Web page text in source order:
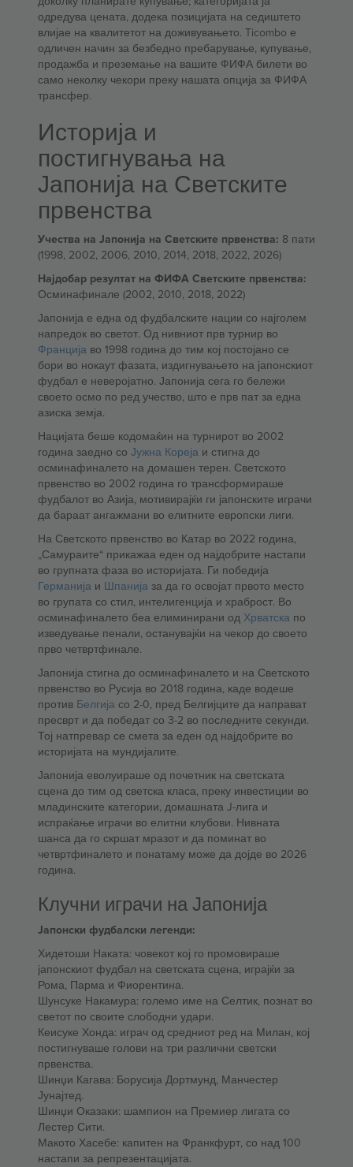
одредува цената, додека позицијата на седиштето
влијае на квалитетот на доживувањето. Ticombo е
одличен начин за безбедно пребарување, купување,
продажба и преземање на вашите ФИФА билети во
само неколку чекори преку нашата опција за ФИФА
трансфер.
Историја и
постигнувања на
Јапонија на Светските
првенства
Учества на Јапонија на Светските првенства: 8 пати
(1998, 2002, 2006, 2010, 2014, 2018, 2022, 2026)
Најдобар резултат на ФИФА Светските првенства:
Осминафинале (2002, 2010, 2018, 2022)
Јапонија е една од фудбалските нации со најголем
напредок во светот. Од нивниот прв турнир во
Франција во 1998 година до тим кој постојано се
бори во нокаут фазата, издигнувањето на јапонскиот
фудбал е неверојатно. Јапонија сега го бележи
своето осмо по ред учество, што е прв пат за една
азиска земја.
Нацијата беше кодомаќин на турнирот во 2002
година заедно со Јужна Кореја и стигна до
осминафиналето на домашен терен. Светското
првенство во 2002 година го трансформираше
фудбалот во Азија, мотивирајќи ги јапонските играчи
да бараат ангажмани во елитните европски лиги.
На Светското првенство во Катар во 2022 година,
„Самураите“ прикажаа еден од најдобрите настапи
во групната фаза во историјата. Ги победија
Германија и Шпанија за да го освојат првото место
во групата со стил, интелигенција и храброст. Во
осминафиналето беа елиминирани од Хрватска по
изведување пенали, останувајќи на чекор до своето
прво четвртфинале.
Јапонија стигна до осминафиналето и на Светското
првенство во Русија во 2018 година, каде водеше
против Белгија со 2-0, пред Белгијците да направат
пресврт и да победат со 3-2 во последните секунди.
Тој натпревар се смета за еден од најдобрите во
историјата на мундијалите.
Јапонија еволуираше од почетник на светската
сцена до тим од светска класа, преку инвестиции во
младинските категории, домашната J-лига и
испраќање играчи во елитни клубови. Нивната
шанса да го скршат мразот и да поминат во
четвртфиналето и понатаму може да дојде во 2026
година.
Клучни играчи на Јапонија
Јапонски фудбалски легенди:
Хидетоши Наката: човекот кој го промовираше
јапонскиот фудбал на светската сцена, играјќи за
Рома, Парма и Фиорентина.
Шунсуке Накамура: големо име на Селтик, познат во
светот по своите слободни удари.
Кеисуке Хонда: играч од средниот ред на Милан, кој
постигнуваше голови на три различни светски
првенства.
Шинџи Кагава: Борусија Дортмунд, Манчестер
Јунајтед.
Шинџи Оказаки: шампион на Премиер лигата со
Лестер Сити.
Макото Хасебе: капитен на Франкфурт, со над 100
настапи за репрезентацијата.